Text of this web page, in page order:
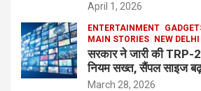
April 1, 2026
ENTERTAINMENT
MAIN STORIES
NEW DELHI
सरकार ने जारी की TRP-
नियम सख्त, सैंपल साइज
March 28, 2026